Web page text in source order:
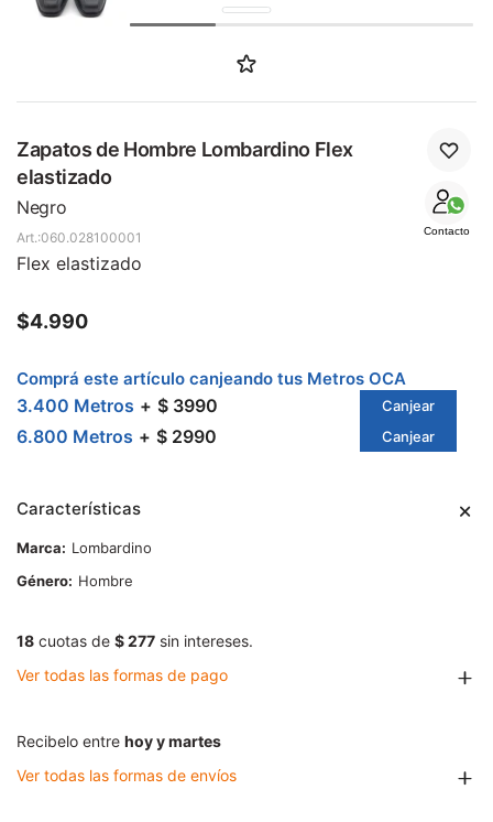
Zapatos de Hombre Lombardino Flex
elastizado
Negro
Contacto
060.028100001
Flex elastizado
$4.990
Comprá este artículo canjeando tus Metros OCA
3.400 Metros $ 3990 Canjear
6.800 Metros $ 2990 Canjear
Características
Marca
Lombardino
Género
Hombre
18 cuotas de $ 277 sin intereses.
Ver todas las formas de pago
Recibelo entre hoy y martes
Ver todas las formas de envíos